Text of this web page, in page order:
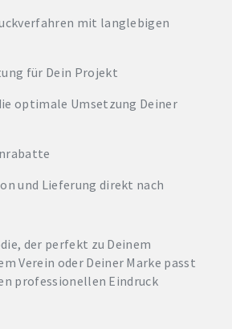
mit langlebigen
für Dein Projekt
optimale Umsetzung Deiner
und Lieferung direkt nach
der perfekt zu Deinem
Verein oder Deiner Marke passt
professionellen Eindruck